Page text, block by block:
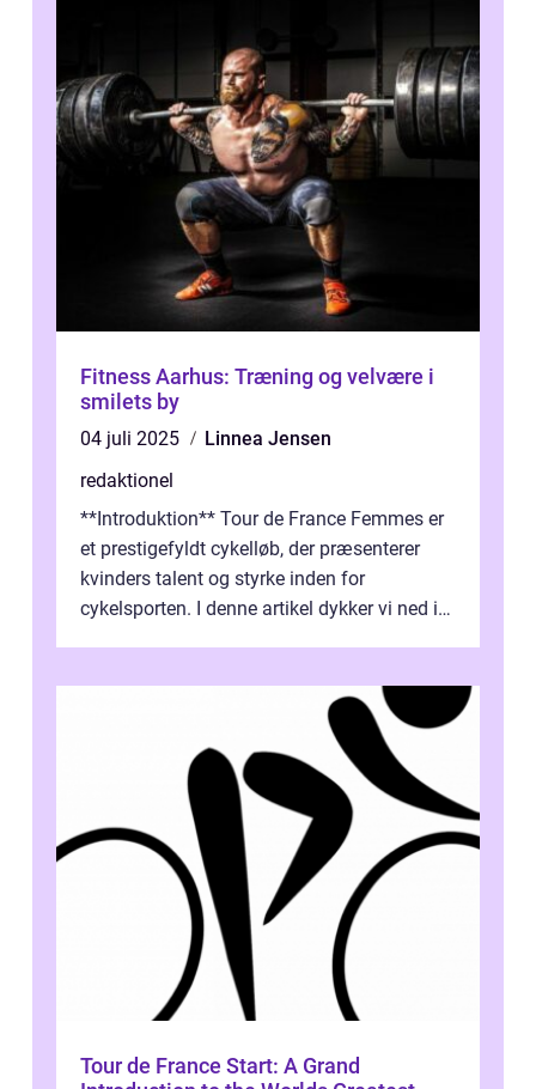
Fitness Aarhus: Træning og velvære i
smilets by
04 juli 2025
Linnea Jensen
redaktionel
**Introduktion** Tour de France Femmes er
et prestigefyldt cykelløb, der præsenterer
kvinders talent og styrke inden for
cykelsporten. I denne artikel dykker vi ned i
Tour de France Start: A Grand